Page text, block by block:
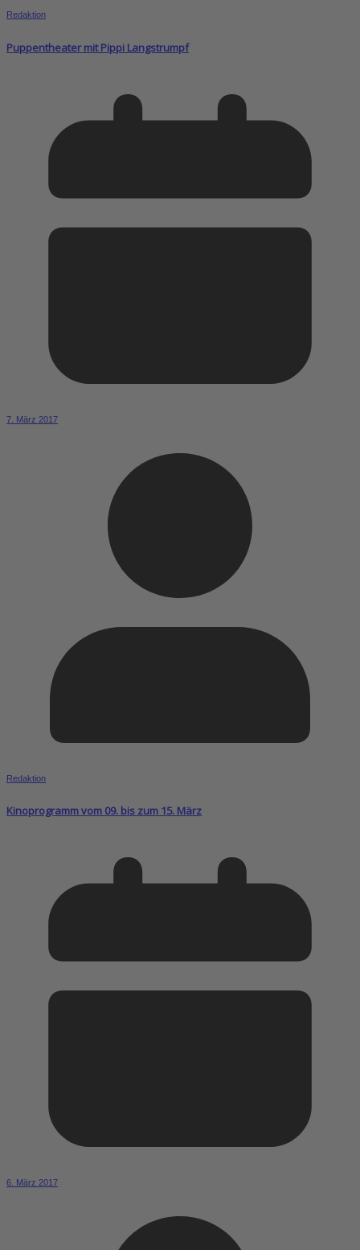
Redaktion
Puppentheater mit Pippi Langstrumpf
7. März 2017
Redaktion
Kinoprogramm vom 09. bis zum 15. März
6. März 2017